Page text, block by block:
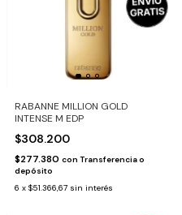
RABANNE MILLION GOLD
INTENSE M EDP
$308.200
$277.380 con Transferencia o
depósito
6 x $51.366,67 sin interés